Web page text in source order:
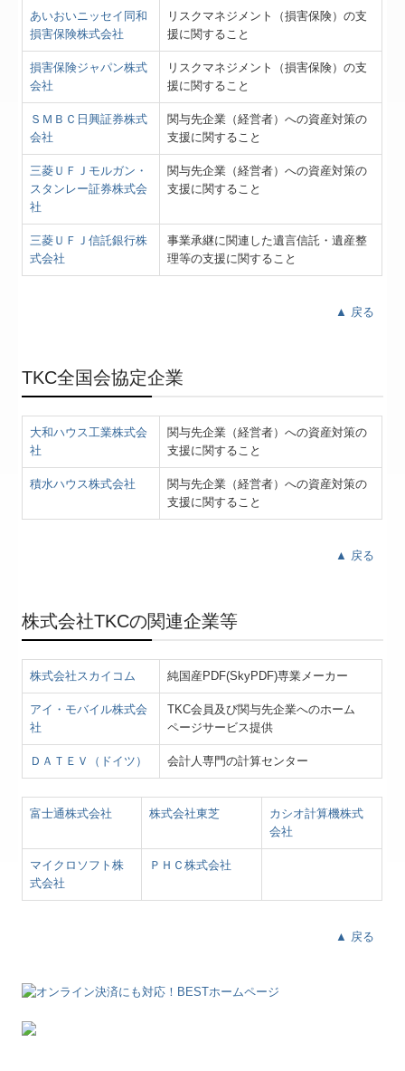
あいおいニッセイ同和
損害保険株式会社
リスクマネジメント（損害保険）の支
援に関すること
損害保険ジャパン株式
会社
リスクマネジメント（損害保険）の支
援に関すること
ＳＭＢＣ日興証券株式
会社
関与先企業（経営者）への資産対策の
支援に関すること
三菱ＵＦＪモルガン・
スタンレー証券株式会
社
関与先企業（経営者）への資産対策の
支援に関すること
三菱ＵＦＪ信託銀行株
式会社
事業承継に関連した遺言信託・遺産整
理等の支援に関すること
▲ 戻る
TKC全国会協定企業
大和ハウス工業株式会
社
関与先企業（経営者）への資産対策の
支援に関すること
積水ハウス株式会社
関与先企業（経営者）への資産対策の
支援に関すること
▲ 戻る
株式会社TKCの関連企業等
株式会社スカイコム 純国産PDF(SkyPDF)専業メーカー
アイ・モバイル株式会
社
TKC会員及び関与先企業へのホーム
ページサービス提供
ＤＡＴＥＶ（ドイツ） 会計人専門の計算センター
富士通株式会社 株式会社東芝
カシオ計算機株式
会社
マイクロソフト株
式会社
ＰＨＣ株式会社
▲ 戻る